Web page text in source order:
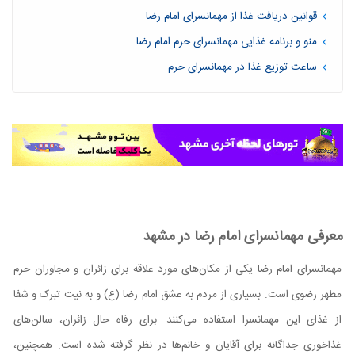
قوانین دریافت غذا از مهمانسرای امام رضا
منو و برنامه غذایی مهمانسرای حرم امام رضا
ساعت توزیع غذا در مهمانسرای حرم
معرفی مهمانسرای امام رضا در مشهد
مهمانسرای امام رضا یکی از مکان‌های مورد علاقه برای زائران و مجاوران حرم
مطهر رضوی است. بسیاری از مردم به عشق امام رضا (ع) و به نیت تبرک و شفا
از غذای این مهمانسرا استفاده می‌کنند. برای رفاه حال زائران، سالن‌های
غذاخوری جداگانه برای آقایان و خانم‌ها در نظر گرفته شده است. همچنین،